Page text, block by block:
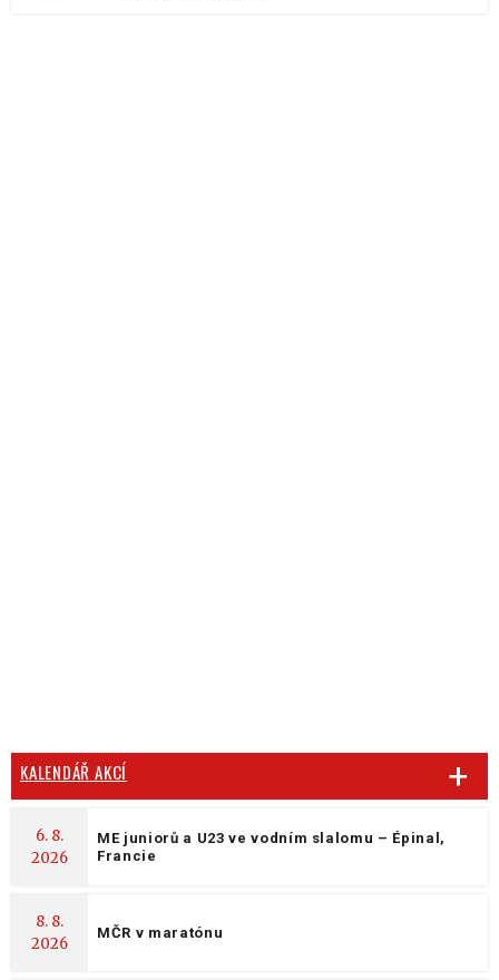
KALENDÁŘ AKCÍ
6. 8.
2026
ME juniorů a U23 ve vodním slalomu – Épinal,
Francie
8. 8.
2026
MČR v maratónu